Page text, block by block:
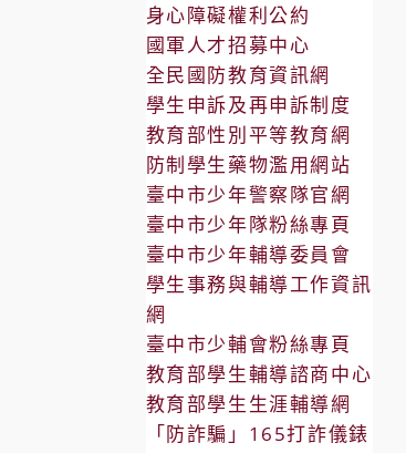
身心障礙權利公約
國軍人才招募中心
全民國防教育資訊網
學生申訴及再申訴制度
教育部性別平等教育網
防制學生藥物濫用網站
臺中市少年警察隊官網
臺中市少年隊粉絲專頁
臺中市少年輔導委員會
學生事務與輔導工作資訊
網
臺中市少輔會粉絲專頁
教育部學生輔導諮商中心
教育部學生生涯輔導網
「防詐騙」165打詐儀錶